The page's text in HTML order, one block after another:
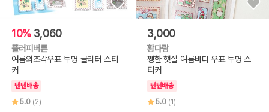
10% 3,060
플러피버튼
여름의조각우표 투명 글리터 스티
커
텐텐배송
5.0 (2)
3,000
황다람
쨍한 햇살 여름바다 우표 투명 스
티커
텐텐배송
5.0 (1)